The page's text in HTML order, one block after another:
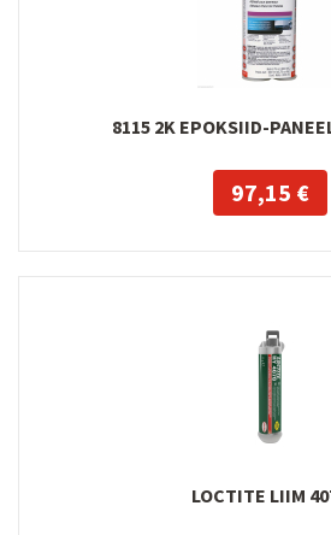
8115 2K EPOKSIID-
97,15 €
LOCTITE LIIM